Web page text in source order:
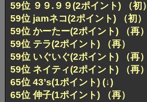
59位 ９９.９９(2ポイント) （初）
59位 jamネコ(2ポイント) （初）
59位 かーたー(2ポイント) （再）
59位 テラ(2ポイント) （再）
59位 いぐいぐ(2ポイント) （再）
59位 ネイティ(2ポイント) （再）
65位 43’s(1ポイント) (↓)
65位 伸子(1ポイント) （再）